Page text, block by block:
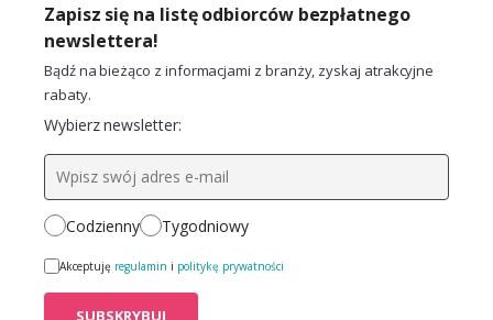
Zapisz się na listę odbiorców bezpłatnego
newslettera!
Bądź na bieżąco z informacjami z branży, zyskaj atrakcyjne
rabaty.
Wybierz newsletter:
Codzienny Tygodniowy
Akceptuję regulamin i politykę prywatności